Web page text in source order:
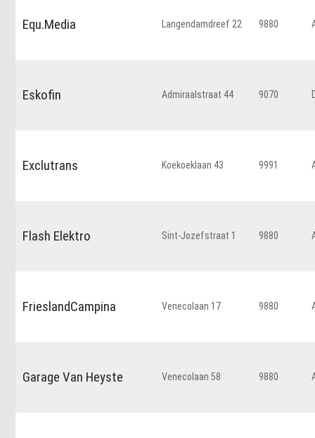
Equ.Media Langendamdreef 22 9880
Eskofin Admiraalstraat 44 9070
Exclutrans Koekoeklaan 43 9991
Flash Elektro Sint-Jozefstraat 1 9880
FrieslandCampina Venecolaan 17 9880
Garage Van Heyste Venecolaan 58 9880